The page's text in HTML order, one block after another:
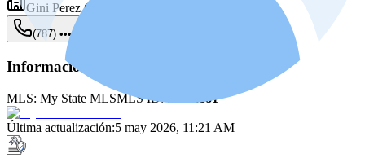
Gini Perez Campo Real Estate
(787) •••-••••
Información de la fuente
MLS: My State MLSMLS ID: 11582181
Última actualización:5 may 2026, 11:21 AM